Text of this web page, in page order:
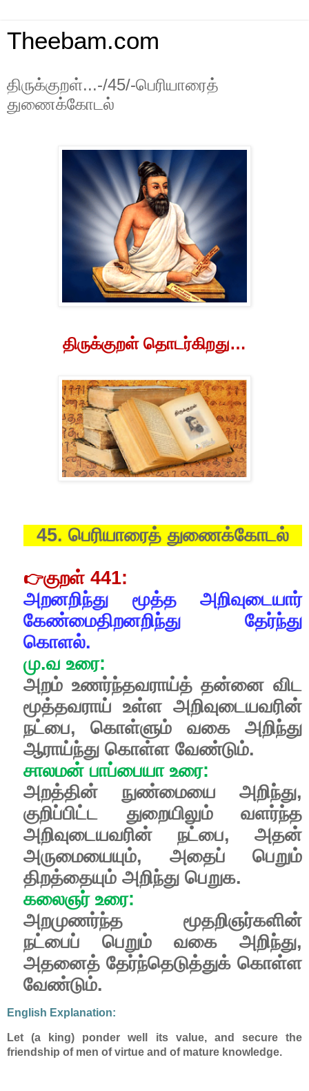
Theebam.com
திருக்குறள்...-/45/-பெரியாரைத்
துணைக்கோடல்
திருக்குறள் தொடர்கிறது…
45. பெரியாரைத் துணைக்கோடல்
👉குறள்441:
அறனறிந்து
மூத்த
அறிவுடையார்
கேண்மைதிறனறிந்து
தேர்ந்து
கொளல்.
மு.வ உரை:
அறம் உணர்ந்தவராய்த் தன்னை விட
மூத்தவராய் உள்ள அறிவுடையவரின்
நட்பை,கொள்ளும் வகை
அறிந்து
ஆராய்ந்து கொள்ள வேண்டும்.
சாலமன் பாப்பையா உரை:
அறத்தின்
நுண்மையை அறிந்து,
குறிப்பிட்ட
துறையிலும்
வளர்ந்த
அறிவுடையவரின்
நட்பை, அதன்
அருமையையும், அதைப்
பெறும்
திறத்தையும் அறிந்து பெறுக.
கலைஞர் உரை:
அறமுணர்ந்த
மூதறிஞர்களின்
நட்பைப்
பெறும் வகை அறிந்து,
அதனைத் தேர்ந்தெடுத்துக் கொள்ள
வேண்டும்.
English Explanation:
Let (a king) ponder well its value, and secure the
friendship of men of virtue and of mature knowledge.